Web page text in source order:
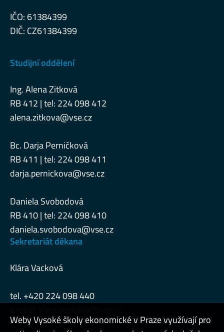
IČO: 61384399
DIČ: CZ61384399
Studijní oddělení
Ing. Alena Zitková
RB 412 | tel: 224 098 412
alena.zitkova@vse.cz
Bc. Darja Perničková
RB 411 | tel: 224 098 411
darja.pernickova@vse.cz
Daniela Svobodová
RB 410 | tel: 224 098 410
daniela.svobodova@vse.cz
Sekretariát děkana
Klára Vacková
tel. +420 224 098 440
Weby Vysoké školy ekonomické v Praze využívají pro